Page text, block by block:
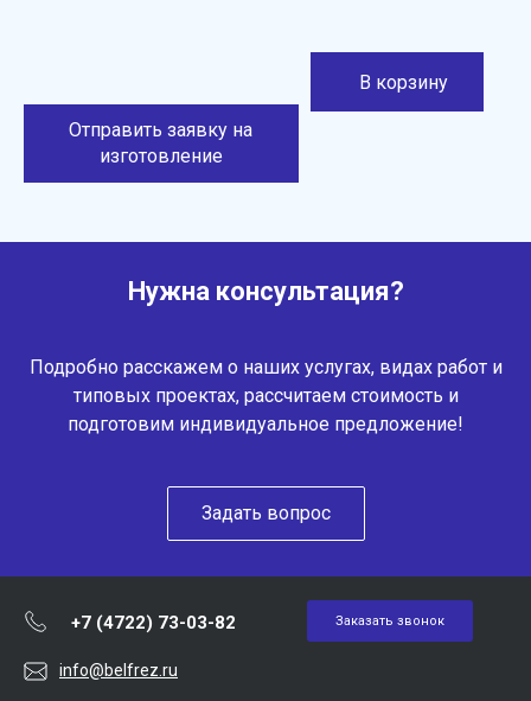
Отправить заявку на
изготовление
В корзину
Нужна консультация?
Подробно расскажем о наших услугах, видах работ и
типовых проектах, рассчитаем стоимость и
подготовим индивидуальное предложение!
Задать вопрос
+7 (4722) 73-03-82 Заказать звонок
info@belfrez.ru